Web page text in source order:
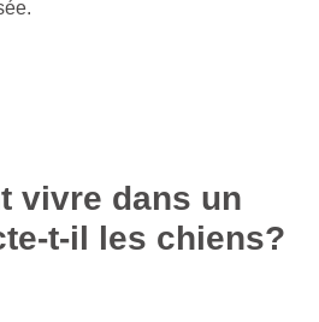
vivre dans un
t-il les chiens?